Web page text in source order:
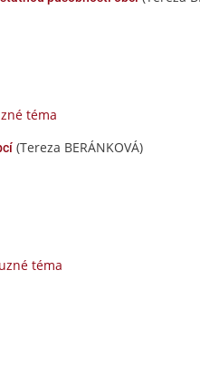
téma
(Tereza BERÁNKOVÁ)
téma